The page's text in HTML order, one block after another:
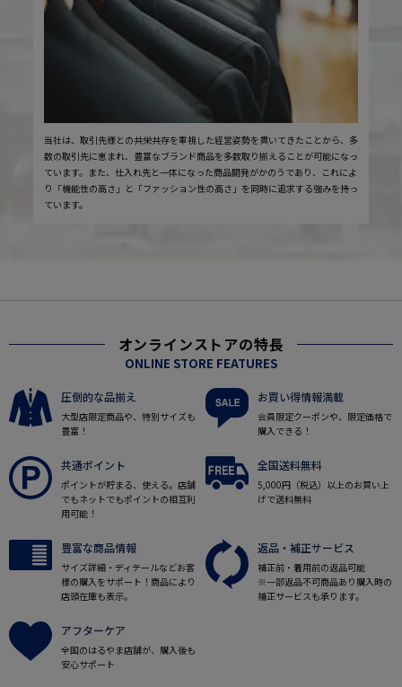
当社は、取引先様との共栄共存を重視した経営姿勢を貫いてきたことから、多
数の取引先に恵まれ、豊富なブランド商品を多数取り揃えることが可能になっ
ています。また、仕入れ先と一体になった商品開発がかのうであり、これによ
り「機能性の高さ」と「ファッション性の高さ」を同時に追求する強みを持っ
ています。
オンラインストアの特長
ONLINE STORE FEATURES
圧倒的な品揃え
大型店限定商品や、特別サイズも
豊富！
お買い得情報満載
会員限定クーポンや、限定価格で
購入できる！
共通ポイント
ポイントが貯まる、使える。店舗
でもネットでもポイントの相互利
用可能！
全国送料無料
5,000円（税込）以上のお買い上
げで送料無料
豊富な商品情報
サイズ詳細・ディテールなどお客
様の購入をサポート！商品により
店頭在庫も表示。
返品・補正サービス
補正前・着用前の返品可能
※一部返品不可商品あり購入時の
補正サービスも承ります。
アフターケア
全国のはるやま店舗が、購入後も
安心サポート